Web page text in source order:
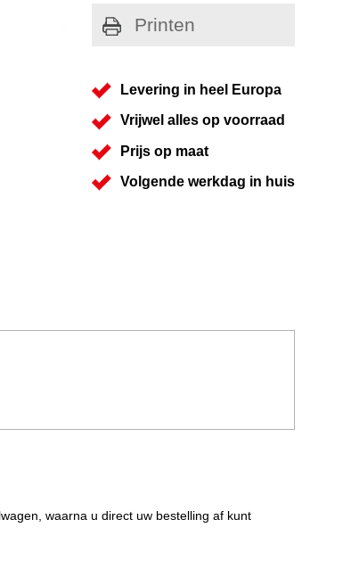
Printen
Levering in heel Europa
Vrijwel alles op voorraad
Prijs op maat
Volgende werkdag in huis
waarna u direct uw bestelling af kunt